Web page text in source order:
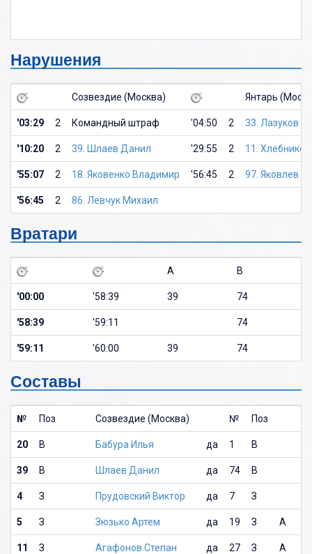
Нарушения
Созвездие (Москва) Янтарь
'03:29 2 Командный штраф '04:50 2 33. Лазуков
'10:20 2 39. Шлаев Данил '29:55 2 11.
'55:07 2 18. Яковенко Владимир '56:45 2 97. Яковлев
'56:45 2 86. Левчук Михаил
Вратари
A B
'00:00 '58:39 39 74
'58:39 '59:11 74
'59:11 '60:00 39 74
Составы
№ Поз Созвездие (Москва) № Поз
20 В Бабура Илья да 1 В
39 В Шлаев Данил да 74 В
4 З Прудовский Виктор да 7 З
5 З Зюзько Артем да 19 З А
11 З Агафонов Степан да 27 З А